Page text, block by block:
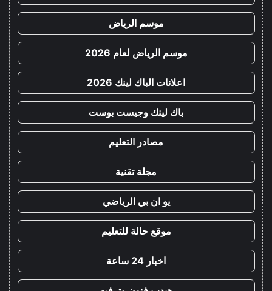
موسم الرياض
موسم الرياض لعام 2026
اعلانات الباك لينك 2026
باك لينك وجيست بوست
مصادر التعليم
مجلة تقنية
يو ان بي الرياضي
موقع حالة للتعليم
اخبار 24 ساعة